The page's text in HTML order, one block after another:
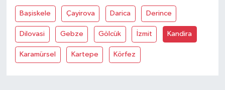
Başiskele Çayirova Darica Derince
Dilovasi Gebze Gölcük İzmit Kandira
Karamürsel Kartepe Körfez
YAŞAM
KÜLTÜR SANAT